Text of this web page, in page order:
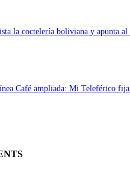
la coctelería boliviana y apunta
Café ampliada: Mi Teleférico